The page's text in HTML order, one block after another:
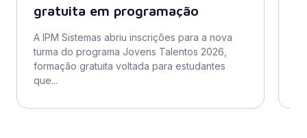
gratuita em programação
A IPM Sistemas abriu inscrições para a nova
turma do programa Jovens Talentos 2026,
formação gratuita voltada para estudantes
que...